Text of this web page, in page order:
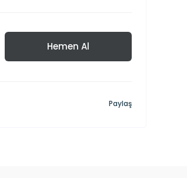
Hemen Al
Paylaş